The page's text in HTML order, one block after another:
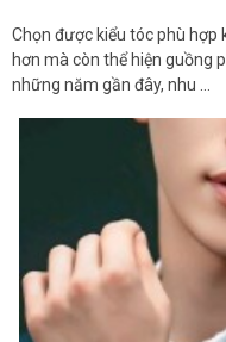
Chọn được kiểu tóc phù
hơn mà còn thể hiện guồng
những năm gần đây, nhu …